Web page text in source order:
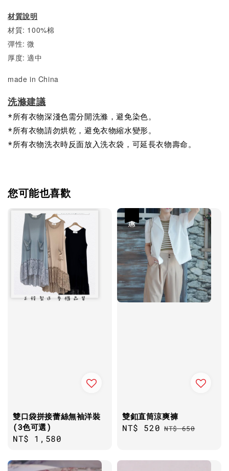
材質說明
材質: 100%棉
彈性: 微
厚度: 適中
made in China
洗滌建議
*所有衣物深淺色需分開洗滌，避免染色。
*所有衣物請勿烘乾，避免衣物縮水變形。
*所有衣物洗衣時反面放入洗衣袋，可延長衣物壽命。
您可能也喜歡
雙口袋拼接蕾絲無袖洋裝
(3色可選)
Regular
NT$ 1,580
雙釦直筒涼爽褲
Sale
NT$ 520 Regular
NT$ 650